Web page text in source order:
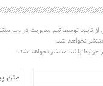
تایید توسط تیم مدیریت در وب
نخواهد شد.
مرتبط باشد منتشر نخواهد شد.